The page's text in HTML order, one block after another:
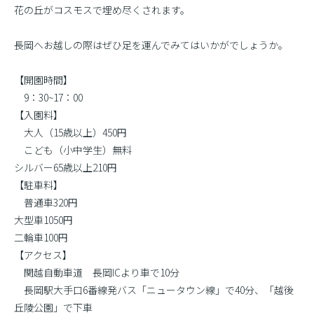
花の丘がコスモスで埋め尽くされます。
長岡へお越しの際はぜひ足を運んでみてはいかがでしょうか。
【開園時間】
9：30~17：00
【入園料】
大人（15歳以上）450円
こども（小中学生）無料
シルバー65歳以上210円
【駐車料】
普通車320円
大型車1050円
二輪車100円
【アクセス】
関越自動車道 長岡ICより車で10分
長岡駅大手口6番線発バス「ニュータウン線」で40分、「越後
丘陵公園」で下車